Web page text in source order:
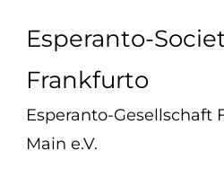
Esperanto-
Frankfurto
Esperanto-Gesellschaft
Main e.V.